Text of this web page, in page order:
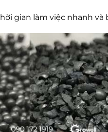
gian làm việc nhanh